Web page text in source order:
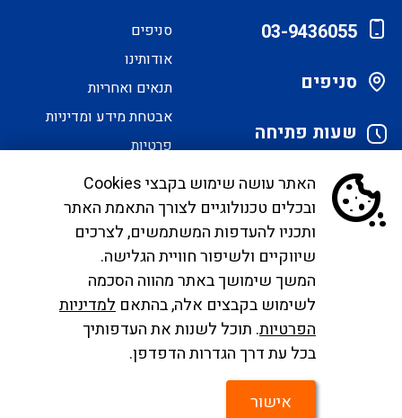
03-9436055
סניפים
שעות פתיחה
סניפים
אודותינו
תנאים ואחריות
אבטחת מידע ומדיניות
פרטיות
הסדרי נגישות
לקוחות יקרים, בימים אלו אנו נערכים ליישם את
הנחיית הממונה בדבר פרסום אישור טיסות שכר ע"י
רשות התעופה. עד להטמעה מלאה של היישום ניתן
לפנות לבירורים לכתובת המייל
infocc@ayalagroup.co.il. לצפייה בזכויות הנוסע
לפי חוק שרותי תעופהלחצו כאן, למידע לנוסע
האתר עושה שימוש בקבצי Cookies
ובכלים טכנולוגיים לצורך התאמת האתר
ותכניו להעדפות המשתמשים, לצרכים
שיווקיים ולשיפור חוויית הגלישה.
המשך שימושך באתר מהווה הסכמה
לשימוש בקבצים אלה, בהתאם למדיניות
הפרטיות. תוכל לשנות את העדפותיך
בכל עת דרך הגדרות הדפדפן.
אישור